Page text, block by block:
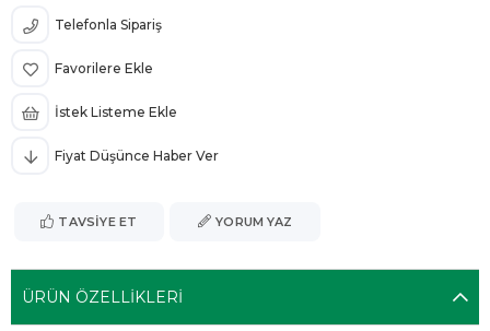
Telefonla Sipariş
Favorilere Ekle
İstek Listeme Ekle
Fiyat Düşünce Haber Ver
TAVSIYE ET YORUM YAZ
ÜRÜN ÖZELLIKLERI